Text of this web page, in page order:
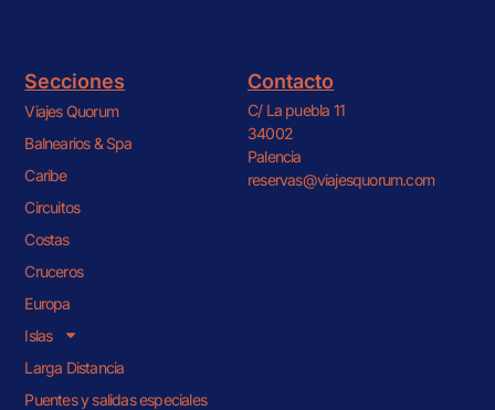
Secciones
Viajes Quorum
Balnearios & Spa
Caribe
Circuitos
Costas
Cruceros
Europa
Islas
Larga Distancia
Puentes y salidas especiales
Contacto
C/ La puebla 11
34002
Palencia
reservas@viajesquorum.com